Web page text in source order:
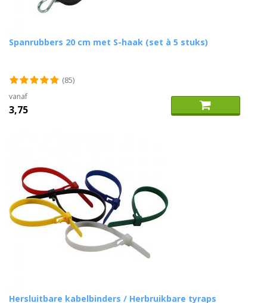
Spanrubbers 20 cm met S-haak (set à 5 stuks)
(85)
vanaf
3,75
Hersluitbare kabelbinders / Herbruikbare tyraps